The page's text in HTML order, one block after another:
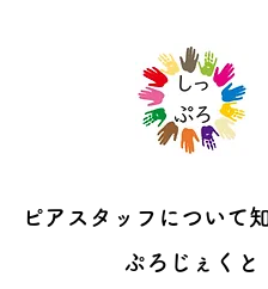
ピアスタッフについて
ぷろじぇくと